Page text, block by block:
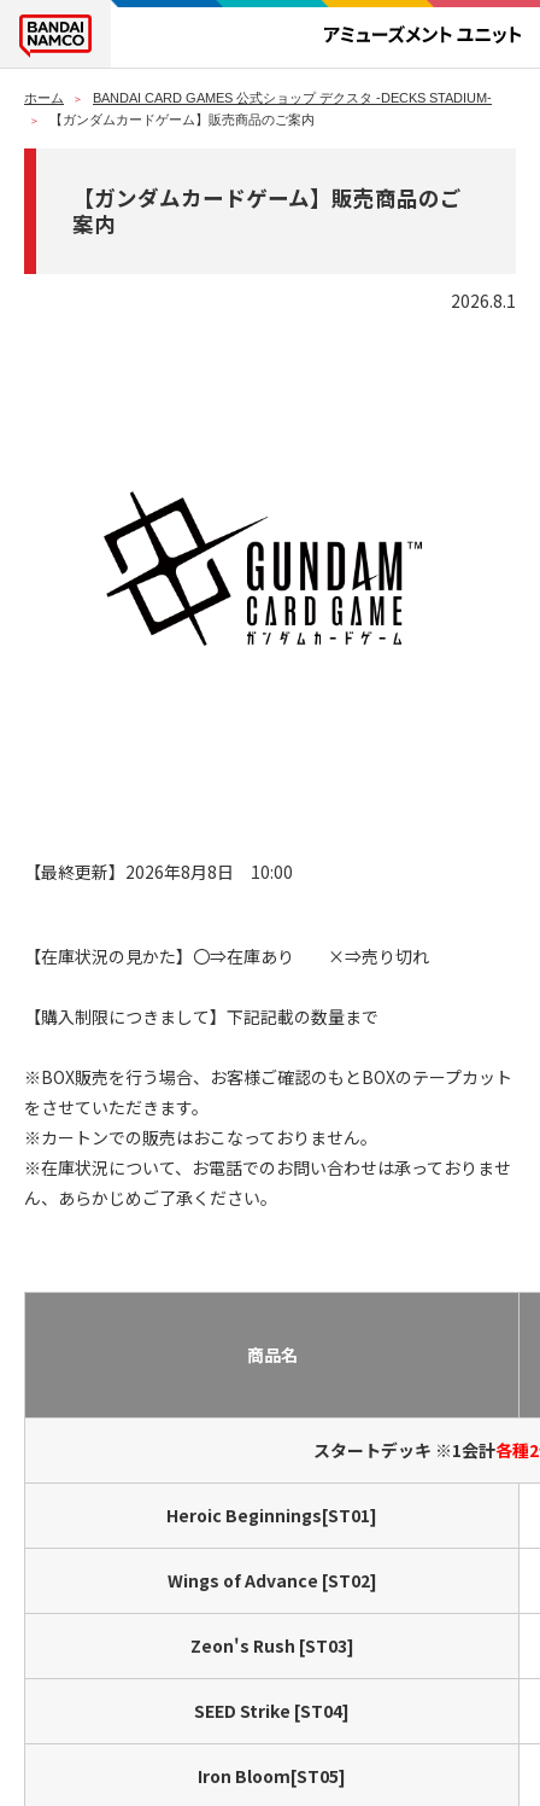
ホーム
BANDAI CARD GAMES 公式ショップ デクスタ -DECKS STADIUM-
【ガンダムカードゲーム】販売商品のご案内​
【ガンダムカードゲーム】販売商品のご
案内​
2026.8.1
【最終更新】2026年8月8日 10:00
【在庫状況の見かた】〇⇒在庫あり ×⇒売り切れ​
【購入制限につきまして】下記記載の数量まで
※BOX販売を行う場合、お客様ご確認のもとBOXのテープカット
をさせていただきます。​
※カートンでの販売はおこなっておりません。
※在庫状況について、お電話でのお問い合わせは承っておりませ
ん、あらかじめご了承ください。​
商品名
スタートデッキ ※1会計各種
Heroic Beginnings[ST01]
Wings of Advance [ST02]
Zeon's Rush [ST03]
SEED Strike [ST04]
Iron Bloom[ST05]